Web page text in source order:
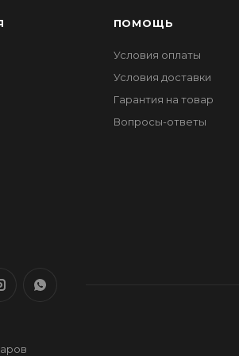
ПОМОЩЬ
Условия оплаты
Условия доставки
Гарантия на товар
Вопросы-ответы